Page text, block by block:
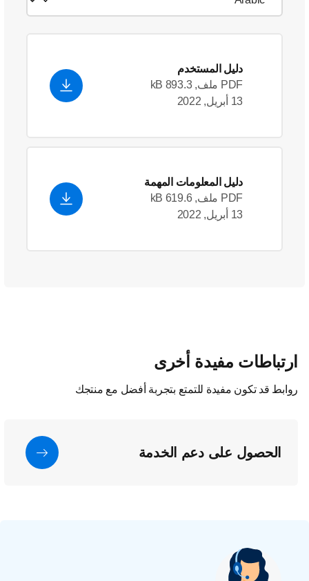
دليل المستخدم
PDF ملف, 893.3 kB
13 أبريل, 2022
دليل المعلومات المهمة
PDF ملف, 619.6 kB
13 أبريل, 2022
ارتباطات مفيدة أخرى
روابط قد تكون مفيدة للتمتع بتجربة أفضل مع منتجك
الحصول على دعم الخدمة